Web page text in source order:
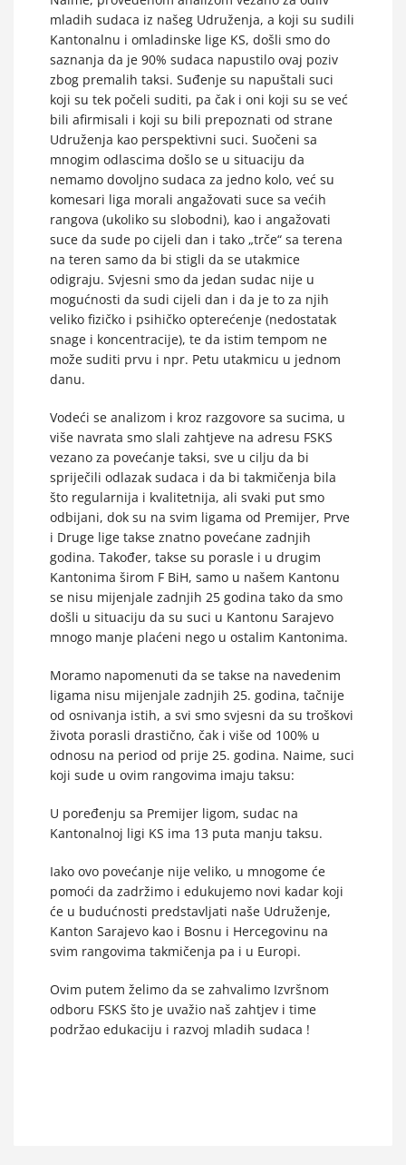
mladih sudaca iz našeg Udruženja, a koji su sudili
Kantonalnu i omladinske lige KS, došli smo do
saznanja da je 90% sudaca napustilo ovaj poziv
zbog premalih taksi. Suđenje su napuštali suci
koji su tek počeli suditi, pa čak i oni koji su se već
bili afirmisali i koji su bili prepoznati od strane
Udruženja kao perspektivni suci. Suočeni sa
mnogim odlascima došlo se u situaciju da
nemamo dovoljno sudaca za jedno kolo, već su
komesari liga morali angažovati suce sa većih
rangova (ukoliko su slobodni), kao i angažovati
suce da sude po cijeli dan i tako „trče“ sa terena
na teren samo da bi stigli da se utakmice
odigraju. Svjesni smo da jedan sudac nije u
mogućnosti da sudi cijeli dan i da je to za njih
veliko fizičko i psihičko opterećenje (nedostatak
snage i koncentracije), te da istim tempom ne
može suditi prvu i npr. Petu utakmicu u jednom
danu.
Vodeći se analizom i kroz razgovore sa sucima, u
više navrata smo slali zahtjeve na adresu FSKS
vezano za povećanje taksi, sve u cilju da bi
spriječili odlazak sudaca i da bi takmičenja bila
što regularnija i kvalitetnija, ali svaki put smo
odbijani, dok su na svim ligama od Premijer, Prve
i Druge lige takse znatno povećane zadnjih
godina. Također, takse su porasle i u drugim
Kantonima širom F BiH, samo u našem Kantonu
se nisu mijenjale zadnjih 25 godina tako da smo
došli u situaciju da su suci u Kantonu Sarajevo
mnogo manje plaćeni nego u ostalim Kantonima.
Moramo napomenuti da se takse na navedenim
ligama nisu mijenjale zadnjih 25. godina, tačnije
od osnivanja istih, a svi smo svjesni da su troškovi
života porasli drastično, čak i više od 100% u
odnosu na period od prije 25. godina. Naime, suci
koji sude u ovim rangovima imaju taksu:
U poređenju sa Premijer ligom, sudac na
Kantonalnoj ligi KS ima 13 puta manju taksu.
Iako ovo povećanje nije veliko, u mnogome će
pomoći da zadržimo i edukujemo novi kadar koji
će u budućnosti predstavljati naše Udruženje,
Kanton Sarajevo kao i Bosnu i Hercegovinu na
svim rangovima takmičenja pa i u Europi.
Ovim putem želimo da se zahvalimo Izvršnom
odboru FSKS što je uvažio naš zahtjev i time
podržao edukaciju i razvoj mladih sudaca !